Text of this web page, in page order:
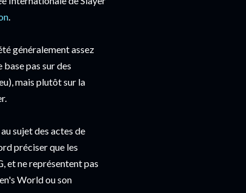
.
généralement assez
pas sur des
mais plutôt sur la
sujet des actes de
préciser que les
et ne représentent pas
World ou son